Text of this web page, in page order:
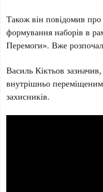
Також він повідомив
формування наборів в
Перемоги». Вже
Василь Кіктьов
внутрішньо
захисників.